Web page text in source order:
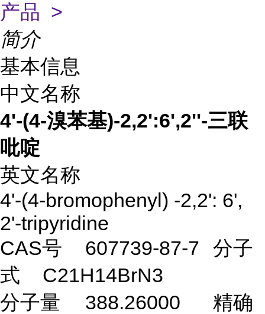
产品 >
简介
基本信息
中文名称
4'-(4-溴苯基)-2,2':6',2''-三联
吡啶
英文名称
4'-(4-bromophenyl) -2,2': 6',
2'-tripyridine
CAS号
607739-87-7
分子
式
C21H14BrN3
分子量
388.26000
精确